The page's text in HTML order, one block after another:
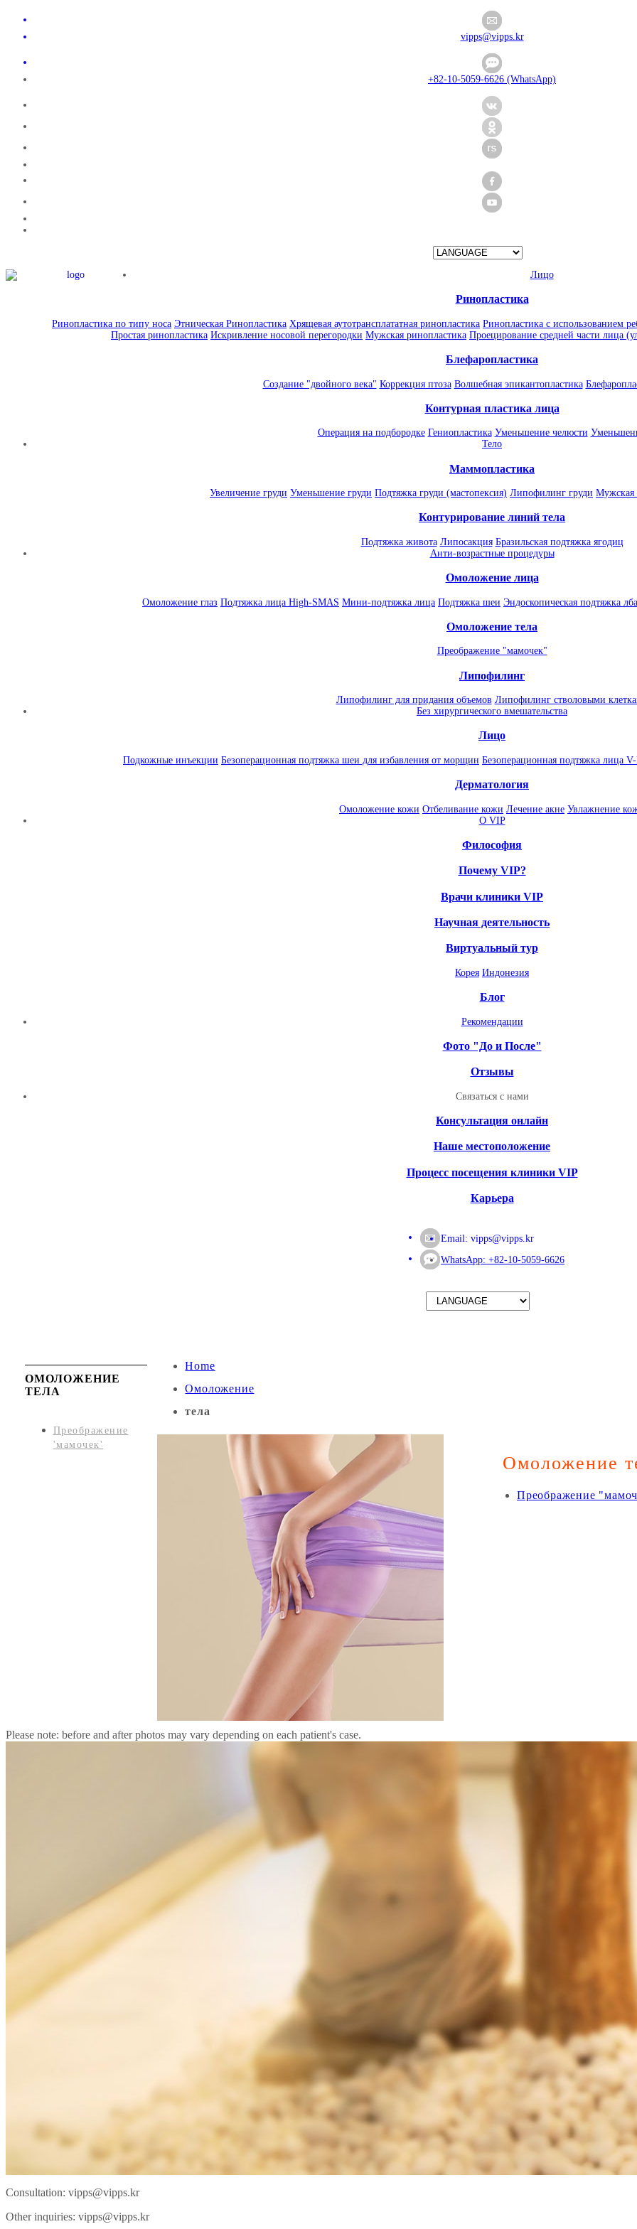
vipps@vipps.kr
+82-10-5059-6626 (WhatsApp)
Лицо
Ринопластика
Ринопластика по типу носа Этническая Ринопластика Хрящевая аутотрансплататная ринопластика Ринопластика с использованием
Простая ринопластика Искривление носовой перегородки Мужская ринопластика Проецирование средней части лица
Блефаропластика
Создание "двойного века" Коррекция птоза Волшебная эпикантопластика
Контурная пластика лица
Операция на подбородке Гениопластика Уменьшение челюсти
Тело
Маммопластика
Увеличение груди Уменьшение груди Подтяжка груди (мастопексия) Липофилинг груди Мужская
Контурирование линий тела
Подтяжка живота Липосакция Бразильская подтяжка ягодиц
Анти-возрастные процедуры
Омоложение лица
Омоложение глаз Подтяжка лица High-SMAS Мини-подтяжка лица Подтяжка шеи Эндоскопическая подтяжка
Омоложение тела
Преображение "мамочек"
Липофилинг
Липофилинг для придания объемов Липофилинг стволовыми
Без хирургического вмешательства
Лицо
Подкожные инъекции Безоперационная подтяжка шеи для избавления от морщин Безоперационная подтяжка лица
Дерматология
Омоложение кожи Отбеливание кожи Лечение акне Увлажнение
О VIP
Философия
Почему VIP?
Врачи клиники VIP
Научная деятельность
Виртуальный тур
Корея Индонезия
Блог
Рекомендации
Фото "До и После"
Отзывы
Связаться с нами
Консультация онлайн
Наше местоположение
Процесс посещения клиники VIP
Карьера
Email: vipps@vipps.kr
WhatsApp: +82-10-5059-6626
ОМОЛОЖЕНИЕ
ТЕЛА
Преображение
'мамочек'
Home
Омоложение
тела
Омоложение
Преображение
Please note: before and after photos may vary depending on each patient's case.
Consultation: vipps@vipps.kr
Other inquiries: vipps@vipps.kr